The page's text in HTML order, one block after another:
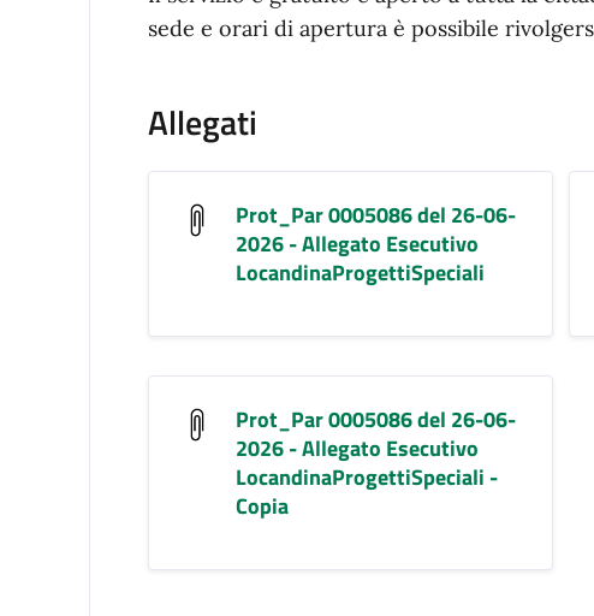
sede e orari di apertura è possibile
Allegati
Prot_Par 0005086 del 26-06-
2026 - Allegato Esecutivo
LocandinaProgettiSpeciali
Prot_Par 0005086 del 26-06-
2026 - Allegato Esecutivo
LocandinaProgettiSpeciali -
Copia